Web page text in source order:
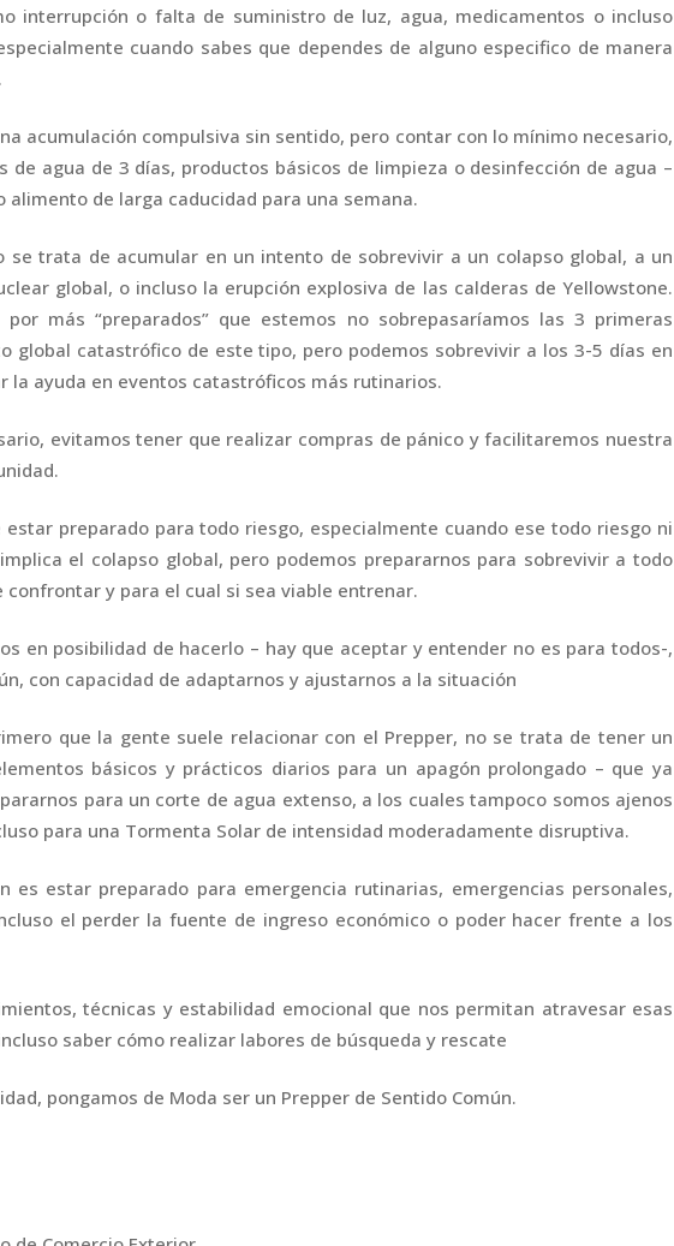
interrupción o falta de suministro de luz, agua, medicamentos o incluso
cuando sabes que dependes de alguno especifico de manera
acumulación compulsiva sin sentido, pero contar con lo mínimo necesario,
de agua de 3 días, productos básicos de limpieza o desinfección de agua –
alimento de larga caducidad para una semana.
se trata de acumular en un intento de sobrevivir a un colapso global, a un
global, o incluso la erupción explosiva de las calderas de Yellowstone.
más “preparados” que estemos no sobrepasaríamos las 3 primeras
global catastrófico de este tipo, pero podemos sobrevivir a los 3-5 días en
la ayuda en eventos catastróficos más rutinarios.
evitamos tener que realizar compras de pánico y facilitaremos nuestra
preparado para todo riesgo, especialmente cuando ese todo riesgo ni
el colapso global, pero podemos prepararnos para sobrevivir a todo
y para el cual si sea viable entrenar.
en posibilidad de hacerlo – hay que aceptar y entender no es para todos-,
con capacidad de adaptarnos y ajustarnos a la situación
que la gente suele relacionar con el Prepper, no se trata de tener un
básicos y prácticos diarios para un apagón prolongado – que ya
para un corte de agua extenso, a los cuales tampoco somos ajenos
para una Tormenta Solar de intensidad moderadamente disruptiva.
es estar preparado para emergencia rutinarias, emergencias personales,
el perder la fuente de ingreso económico o poder hacer frente a los
técnicas y estabilidad emocional que nos permitan atravesar esas
saber cómo realizar labores de búsqueda y rescate
pongamos de Moda ser un Prepper de Sentido Común.